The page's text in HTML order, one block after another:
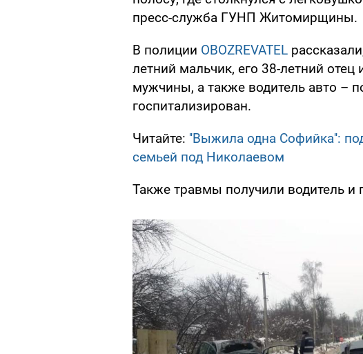
пресс-служба ГУНП Житомирщины.
В полиции OBOZREVATEL
летний мальчик, его 38-летний
мужчины, а также водитель авто –
госпитализирован.
Читайте: ''Выжила одна Софийка'':
семьей под Николаевом
Также травмы получили водитель и